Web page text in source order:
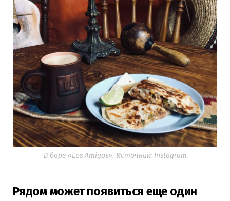
В баре «Los Amigos». Источник: Instagram
Рядом может появиться еще один